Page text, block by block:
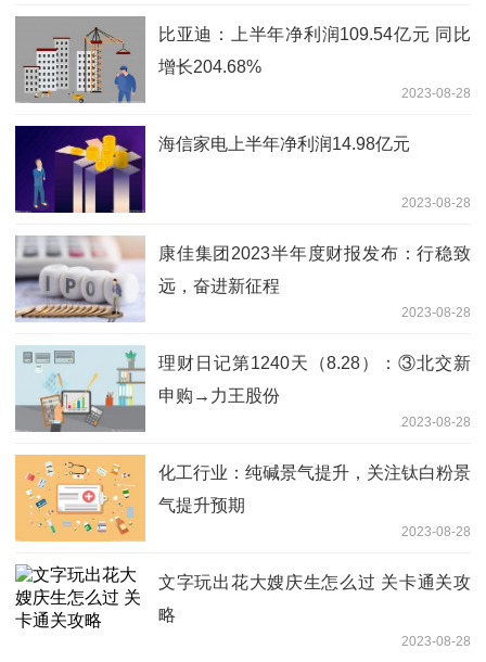
比亚迪：上半年净利润109.54亿元 同比
增长204.68%
2023-08-28
海信家电上半年净利润14.98亿元
2023-08-28
康佳集团2023半年度财报发布：行稳致
远，奋进新征程
2023-08-28
理财日记第1240天（8.28）：③北交新
申购→力王股份
2023-08-28
化工行业：纯碱景气提升，关注钛白粉景
气提升预期
2023-08-28
文字玩出花大嫂庆生怎么过 关卡通关攻
略
2023-08-28